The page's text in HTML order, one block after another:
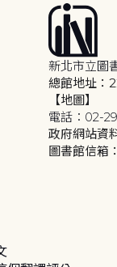
新北市立圖
總館地址：
【地圖】
電話：02-
政府網站資
圖書館信